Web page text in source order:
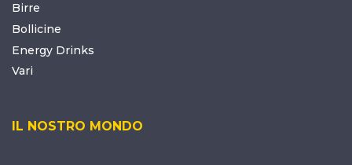
Birre
Bollicine
Energy Drinks
Vari
IL NOSTRO MONDO